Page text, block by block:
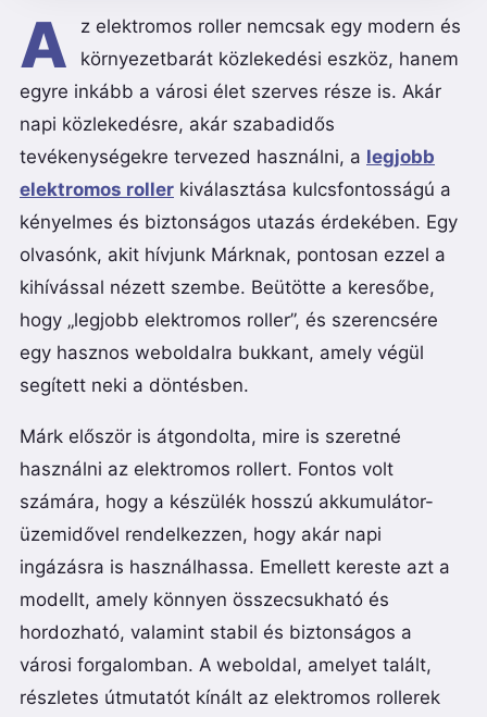
A
z elektromos roller nemcsak egy modern és
környezetbarát közlekedési eszköz, hanem
egyre inkább a városi élet szerves része is. Akár
napi közlekedésre, akár szabadidős
tevékenységekre tervezed használni, a legjobb
elektromos roller kiválasztása kulcsfontosságú a
kényelmes és biztonságos utazás érdekében. Egy
olvasónk, akit hívjunk Márknak, pontosan ezzel a
kihívással nézett szembe. Beütötte a keresőbe,
hogy „legjobb elektromos roller”, és szerencsére
egy hasznos weboldalra bukkant, amely végül
segített neki a döntésben.
Márk először is átgondolta, mire is szeretné
használni az elektromos rollert. Fontos volt
számára, hogy a készülék hosszú akkumulátor-
üzemidővel rendelkezzen, hogy akár napi
ingázásra is használhassa. Emellett kereste azt a
modellt, amely könnyen összecsukható és
hordozható, valamint stabil és biztonságos a
városi forgalomban. A weboldal, amelyet talált,
részletes útmutatót kínált az elektromos rollerek